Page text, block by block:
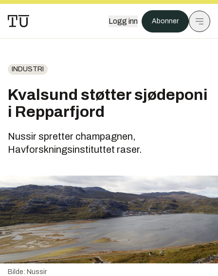
Logg inn Abonner
INDUSTRI
Kvalsund støtter sjødeponi
i Repparfjord
Nussir spretter champagnen,
Havforskningsinstituttet raser.
Bilde: Nussir